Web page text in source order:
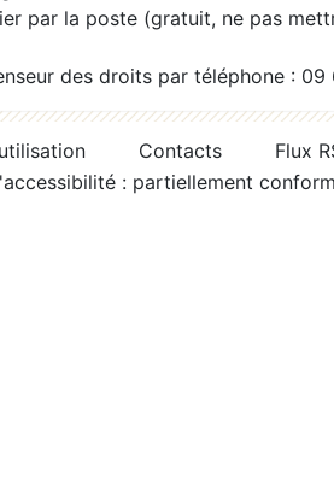
par la poste (gratuit, ne pas
des droits par téléphone :
Contacts
Flux
: partiellement